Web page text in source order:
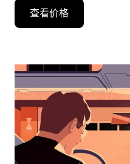
向
头
浏
日
查看价格